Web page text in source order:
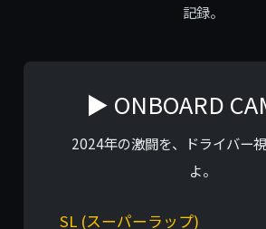
記録。
▶ ONBOARD
2024年の激闘を、ドライバー
よ。
SL (スーパーラップ)